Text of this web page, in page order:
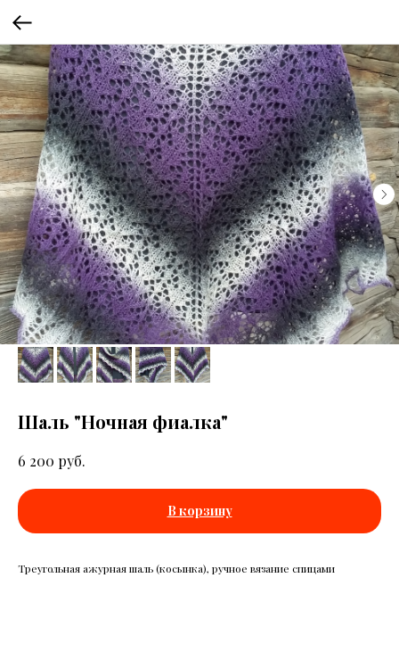
Шаль "Ночная фиалка"
6 200 руб.
В корзину
Треугольная ажурная шаль (косынка), ручное вязание спицами